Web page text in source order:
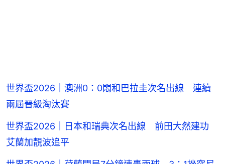
世界盃2026｜澳洲0：0悶和巴拉圭次名出線 連續
兩屆晉級淘汰賽
世界盃2026｜日本和瑞典次名出線 前田大然建功
艾蘭加靚波追平